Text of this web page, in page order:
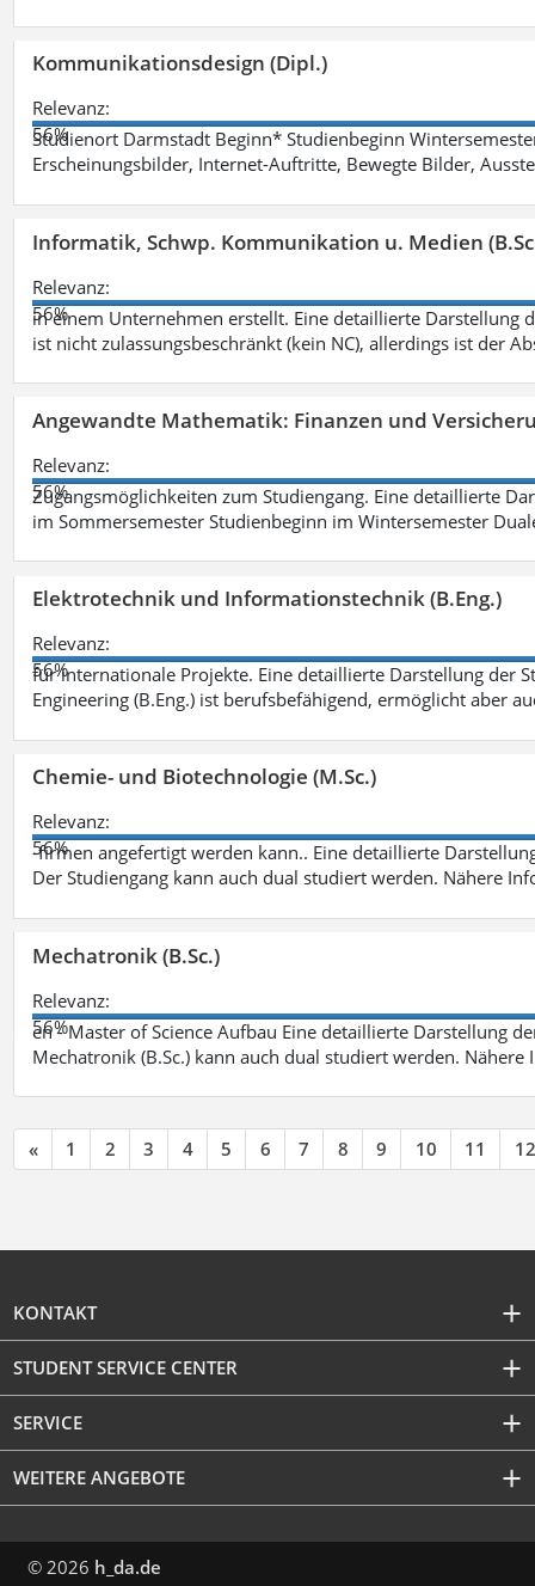
Kommunikationsdesign (Dipl.)
Relevanz:
56%
Studienort Darmstadt Beginn* Studienbeginn
Erscheinungsbilder, Internet-Auftritte, Bewegte Bilder,
Informatik, Schwp. Kommunikation u. Medien
Relevanz:
56%
in einem Unternehmen erstellt. Eine detaillierte Darstellung
ist nicht zulassungsbeschränkt (kein NC), allerdings ist der
Angewandte Mathematik: Finanzen und
Relevanz:
56%
Zugangsmöglichkeiten zum Studiengang. Eine detaillierte
im Sommersemester Studienbeginn im Wintersemester
Elektrotechnik und Informationstechnik (B.Eng.)
Relevanz:
56%
für internationale Projekte. Eine detaillierte Darstellung der
Engineering (B.Eng.) ist berufsbefähigend, ermöglicht aber
Chemie- und Biotechnologie (M.Sc.)
Relevanz:
56%
-firmen angefertigt werden kann.. Eine detaillierte
Der Studiengang kann auch dual studiert werden. Nähere
Mechatronik (B.Sc.)
Relevanz:
56%
en - Master of Science Aufbau Eine detaillierte Darstellung
Mechatronik (B.Sc.) kann auch dual studiert werden.
« 1 2 3 4 5 6 7 8 9 10 11 12
KONTAKT
STUDENT SERVICE CENTER
SERVICE
WEITERE ANGEBOTE
© 2026 h_da.de